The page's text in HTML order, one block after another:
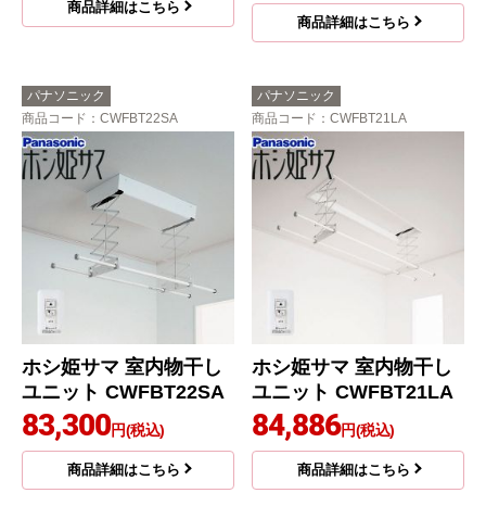
商品詳細はこちら
商品詳細はこちら
パナソニック
商品コード ：CWFBT22SA
ホシ姫サマ 室内物干し
ユニット CWFBT22SA
83,300円(税込)
商品詳細はこちら
パナソニック
商品コード ：CWFBT21LA
ホシ姫サマ 室内物干し
ユニット CWFBT21LA
84,886円(税込)
商品詳細はこちら